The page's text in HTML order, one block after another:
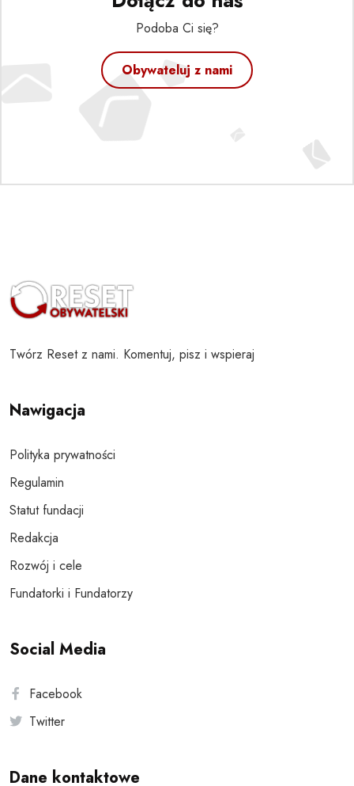
Podoba Ci się?
Obywateluj z nami
Twórz Reset z nami. Komentuj, pisz i wspieraj
Nawigacja
Polityka prywatności
Regulamin
Statut fundacji
Redakcja
Rozwój i cele
Fundatorki i Fundatorzy
Social Media
Facebook
Twitter
Dane kontaktowe